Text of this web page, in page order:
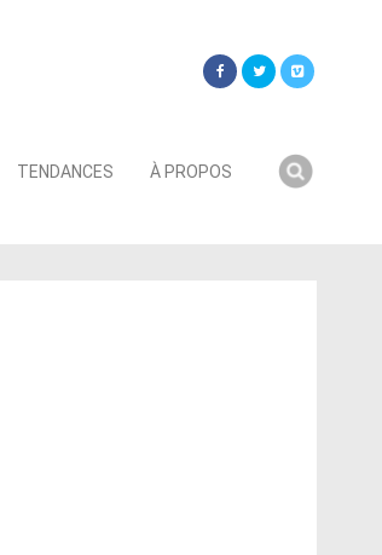
TENDANCES À PROPOS